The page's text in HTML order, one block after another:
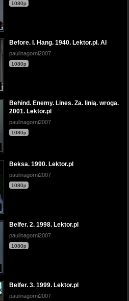
1080p
Before. I. Hang. 1940. Lektor.pl. AI
paulinagorni2007
1080p
Behind. Enemy. Lines. Za. linią. wroga.
2001. Lektor.pl
paulinagorni2007
1080p
Beksa. 1990. Lektor.pl
paulinagorni2007
1080p
Belfer. 2. 1998. Lektor.pl
paulinagorni2007
1080p
Belfer. 3. 1999. Lektor.pl
paulinagorni2007